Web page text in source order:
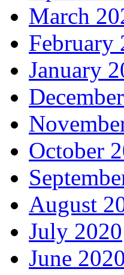
March
February
January
October
August
July 2020
June 2020